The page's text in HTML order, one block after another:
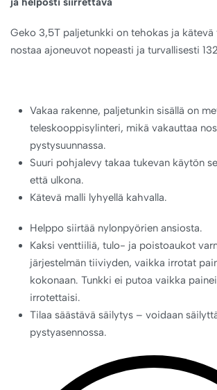
Geko 3,5T paljetunkki on tehokas ja kätevä
nostaa ajoneuvot nopeasti ja turvallisesti
Vakaa rakenne, paljetunkin sisällä on
teleskooppisylinteri, mikä vakauttaa
pystysuunnassa.
Suuri pohjalevy takaa tukevan käytön
että ulkona.
Kätevä malli lyhyellä kahvalla.
Helppo siirtää nylonpyörien ansiosta.
Kaksi venttiiliä, tulo- ja poistoaukot
järjestelmän tiiviyden, vaikka irrotat
kokonaan. Tunkki ei putoa vaikka
irrotettaisi.
Tilaa säästävä säilytys – voidaan
pystyasennossa.